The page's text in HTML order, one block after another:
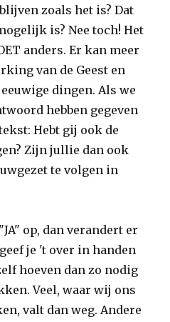
zoals het is? Dat
is? Nee toch! Het
anders. Er kan meer
van de Geest en
dingen. Als we
hebben gegeven
Hebt gij ook de
Zijn jullie dan ook
te volgen in
op, dan verandert er
je 't over in handen
hoeven dan zo nodig
Veel, waar wij ons
valt dan weg. Andere